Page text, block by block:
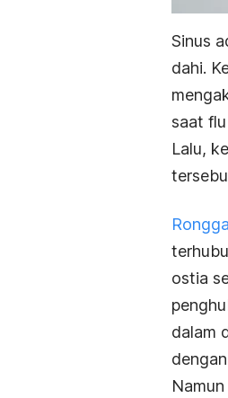
Sinus
dahi.
saat
Lalu,
ostia
dalam